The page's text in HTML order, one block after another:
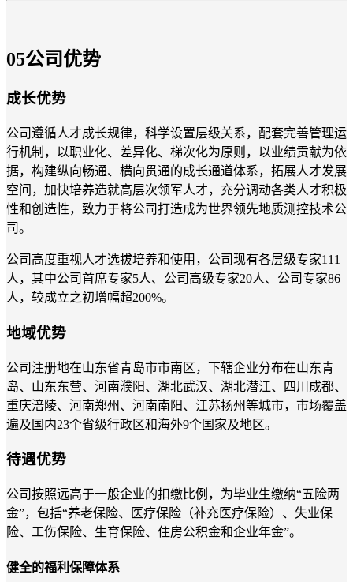
05公司优势
成长优势
公司遵循人才成长规律，科学设置层级关系，配套完善管理运
行机制，以职业化、差异化、梯次化为原则，以业绩贡献为依
据，构建纵向畅通、横向贯通的成长通道体系，拓展人才发展
空间，加快培养造就高层次领军人才，充分调动各类人才积极
性和创造性，致力于将公司打造成为世界领先地质测控技术公
司。
公司高度重视人才选拔培养和使用，公司现有各层级专家111
人，其中公司首席专家5人、公司高级专家20人、公司专家86
人，较成立之初增幅超200%。
地域优势
公司注册地在山东省青岛市市南区，下辖企业分布在山东青
岛、山东东营、河南濮阳、湖北武汉、湖北潜江、四川成都、
重庆涪陵、河南郑州、河南南阳、江苏扬州等城市，市场覆盖
遍及国内23个省级行政区和海外9个国家及地区。
待遇优势
公司按照远高于一般企业的扣缴比例，为毕业生缴纳“五险两
金”，包括“养老保险、医疗保险（补充医疗保险）、失业保
险、工伤保险、生育保险、住房公积金和企业年金”。
健全的福利保障体系